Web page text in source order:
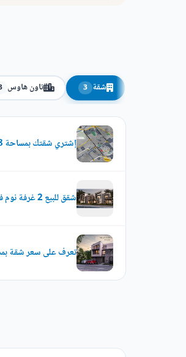
شقة 3 تاون هاوس
إشتري شقتك بمساحة 158 متر في كيفا السادس من اكتوبر
شقق للبيع 2 غرفة نوم في كيفا صبور 154 متر
تعرف على سعر شقة بمساحة 150 متر في